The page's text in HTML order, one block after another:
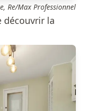
Re/Max Professionnel
découvrir la